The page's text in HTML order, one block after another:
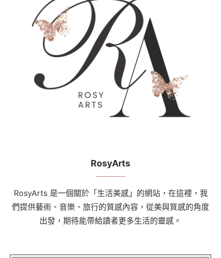
RosyArts
RosyArts 是一個關於「生活美感」的網站，在這裡，我
們提供藝術、音樂、旅行的質感內容，從美與質感的角度
出發，期待能帶給讀者更多生活的靈感。